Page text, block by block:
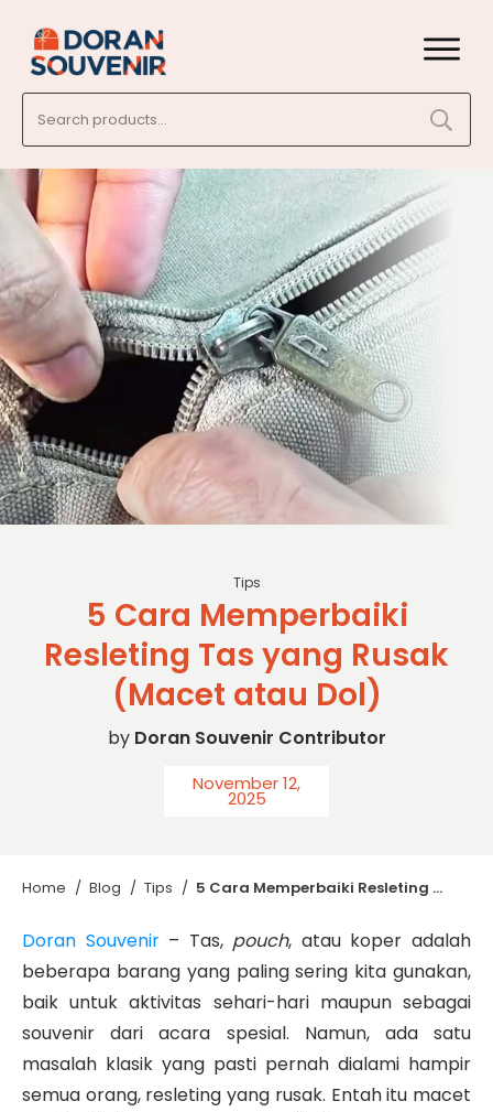
for:
Tips
5 Cara Memperbaiki
Resleting Tas yang Rusak
(Macet atau Dol)
by Doran Souvenir Contributor
November 12,
2025
Home / Blog / Tips / 5 Cara Memperbaiki Resleting Tas yang Rusak (Macet atau Dol)
Doran Souvenir – Tas, pouch, atau koper adalah
beberapa barang yang paling sering kita gunakan,
baik untuk aktivitas sehari-hari maupun sebagai
souvenir dari acara spesial. Namun, ada satu
masalah klasik yang pasti pernah dialami hampir
semua orang, resleting yang rusak. Entah itu macet